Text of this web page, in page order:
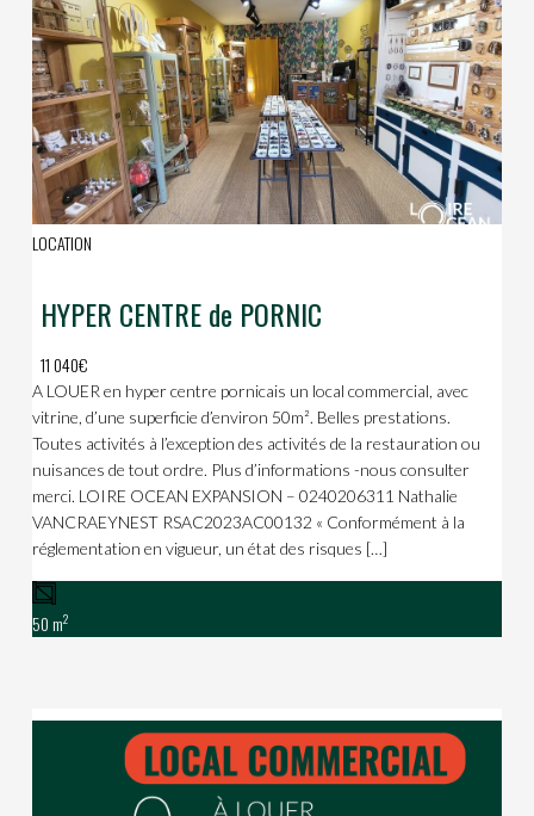
LOCATION
HYPER CENTRE de PORNIC
11 040€
A LOUER en hyper centre pornicais un local commercial, avec
vitrine, d’une superficie d’environ 50m². Belles prestations.
Toutes activités à l’exception des activités de la restauration ou
nuisances de tout ordre. Plus d’informations -nous consulter
merci. LOIRE OCEAN EXPANSION – 0240206311 Nathalie
VANCRAEYNEST RSAC2023AC00132 « Conformément à la
réglementation en vigueur, un état des risques […]
50 m2